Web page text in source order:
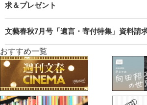
求＆プレゼント
文藝春秋7月号「遺言・寄付特集」資料請
おすすめ一覧